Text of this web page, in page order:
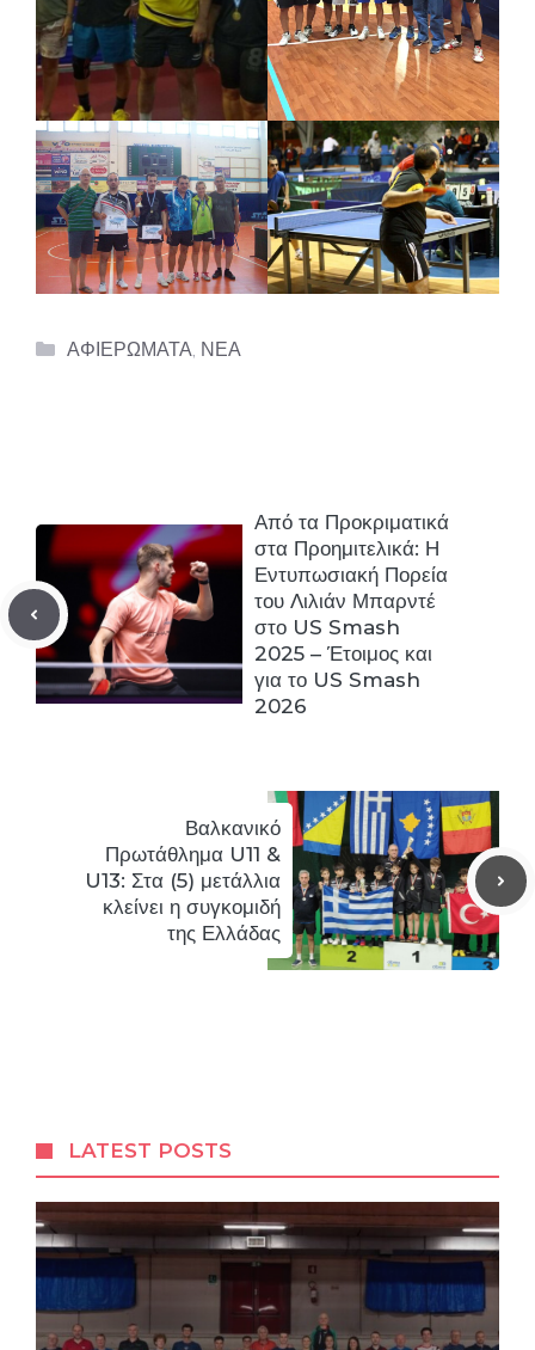
Categories
ΑΦΙΕΡΩΜΑΤΑ, ΝΕΑ
Από τα Προκριματικά
στα Προημιτελικά: Η
Εντυπωσιακή Πορεία
του Λιλιάν Μπαρντέ
στο US Smash
2025 – Έτοιμος και
για το US Smash
2026
Βαλκανικό
Πρωτάθλημα U11 &
U13: Στα (5) μετάλλια
κλείνει η συγκομιδή
της Ελλάδας
LATEST POSTS